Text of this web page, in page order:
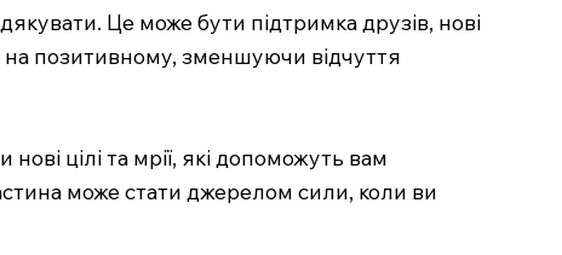
Це може бути підтримка друзів, нові
на позитивному, зменшуючи відчуття
цілі та мрії, які допоможуть вам
може стати джерелом сили, коли ви